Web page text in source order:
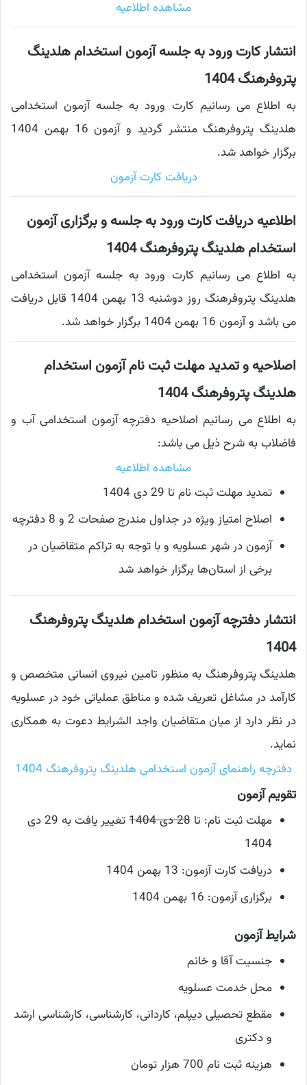
مشاهده اطلاعیه
انتشار کارت ورود به جلسه آزمون استخدام هلدینگ
پتروفرهنگ 1404
به اطلاع می رسانیم کارت ورود به جلسه آزمون استخدامی
هلدینگ پتروفرهنگ منتشر گردید و آزمون 16 بهمن 1404
برگزار خواهد شد.
دریافت کارت آزمون
اطلاعیه دریافت کارت ورود به جلسه و برگزاری آزمون
استخدام هلدینگ پتروفرهنگ 1404
به اطلاع می رسانیم کارت ورود به جلسه آزمون استخدامی
هلدینگ پتروفرهنگ روز دوشنبه 13 بهمن 1404 قابل دریافت
می باشد و آزمون 16 بهمن 1404 برگزار خواهد شد.
اصلاحیه و تمدید مهلت ثبت نام آزمون استخدام
هلدینگ پتروفرهنگ 1404
به اطلاع می رسانیم اصلاحیه دفترچه آزمون استخدامی آب و
فاضلاب به شرح ذیل می باشد:
مشاهده اطلاعیه
تمدید مهلت ثبت نام تا 29 دی 1404
اصلاح امتیاز ویژه در جداول مندرج صفحات 2 و 8 دفترچه
آزمون در شهر عسلويه و با توجه به تراکم متقاضيان در
برخی از استان‌ها برگزار خواهد شد
انتشار دفترچه آزمون استخدام هلدینگ پتروفرهنگ
1404
هلدینگ پتروفرهنگ به منظور تامین نیروی انسانی متخصص و
کارآمد در مشاغل تعریف شده و مناطق عملیاتی خود در عسلویه
در نظر دارد از میان متقاضیان واجد الشرایط دعوت به همکاری
نماید.
دفترچه راهنمای آزمون استخدامی هلدینگ پتروفرهنگ 1404
تقویم آزمون
مهلت ثبت نام: تا 28 دی 1404
تغییر یافت به 29 دی
1404
دریافت کارت آزمون: 13 بهمن 1404
برگزاری آزمون: 16 بهمن 1404
شرایط آزمون
جنسیت آقا و خانم
محل خدمت عسلویه
مقطع تحصیلی دیپلم، کاردانی، کارشناسی، کارشناسی ارشد
و دکتری
هزینه ثبت نام 700 هزار تومان